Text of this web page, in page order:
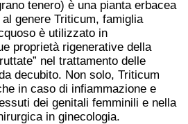
tenero) è una pianta erbacea
genere Triticum, famiglia
è utilizzato in
proprietà rigenerative della
nel trattamento delle
decubito. Non solo, Triticum
in caso di infiammazione e
dei genitali femminili e nella
in ginecologia.